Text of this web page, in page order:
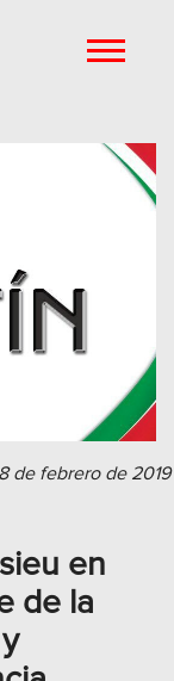
de febrero de 2019
en
de la